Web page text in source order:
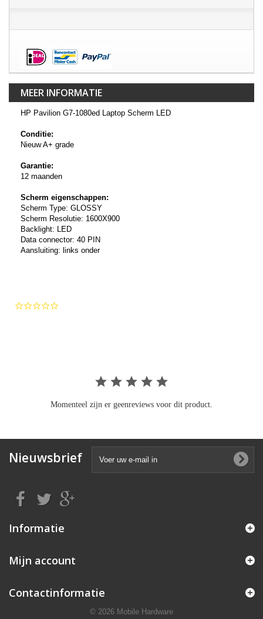
MEER INFORMATIE
HP Pavilion G7-1080ed Laptop Scherm LED
Conditie:
Nieuw A+ grade
Garantie:
12 maanden
Scherm eigenschappen:
Scherm Type: GLOSSY
Scherm Resolutie: 1600X900
Backlight: LED
Data connector: 40 PIN
Aansluiting: links onder
Momenteel zijn er geenreviews voor dit product.
Nieuwsbrief
Informatie
Mijn account
Contactinformatie
© 2026 Mobile Hardware